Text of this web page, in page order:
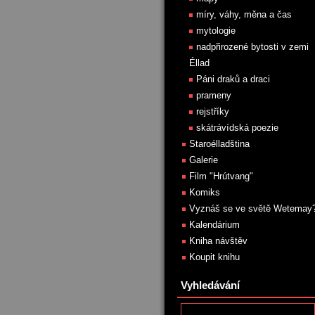
míry, váhy, měna a čas
mytologie
nadpřirozené bytosti v zemi
Éllad
Páni draků a draci
prameny
rejstříky
skátrávídská poezie
Staroélladština
Galerie
Film "Hrútvang"
Komiks
Vyznáš se ve světě
Kalendárium
Kniha návštěv
Koupit knihu
Vyhledávání